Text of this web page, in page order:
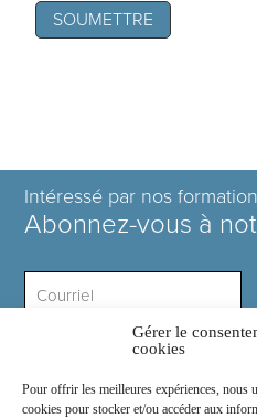
Gérer le
cookies
Pour offrir les meilleures expériences, nous
cookies pour stocker et/ou accéder aux
Intéressé par nos
Abonnez-vous à